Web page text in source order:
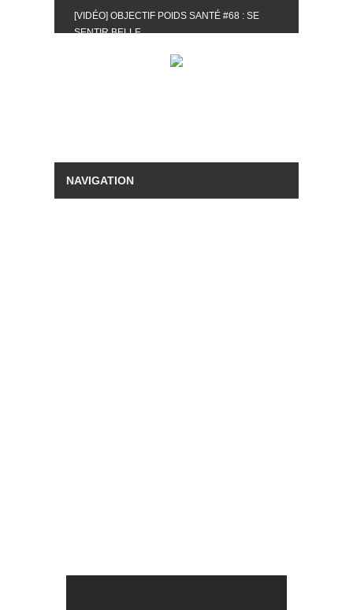
[VIDÉO] OBJECTIF POIDS SANTÉ #68 : SE
SENTIR BELLE
CONVIVIALITÉ
[VIDÉO] UNBOXING : LES MY LITTLE &
BIOTYFULL BOX DU MOIS D’AVRIL 2024